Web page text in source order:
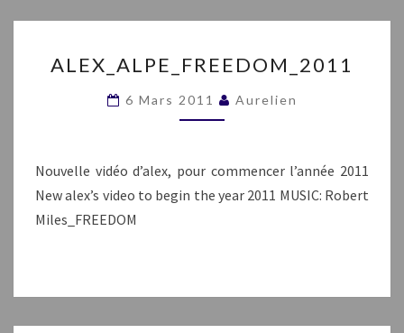
ALEX_ALPE_FREEDOM_2011
6 Mars 2011 Aurelien
Nouvelle vidéo d’alex, pour commencer l’année 2011
New alex’s video to begin the year 2011 MUSIC: Robert
Miles_FREEDOM